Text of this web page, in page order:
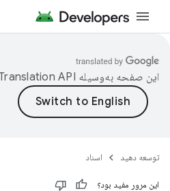
این صفحه به‌وسیله
توسعه دهید اسناد
این مرور مفید بود؟